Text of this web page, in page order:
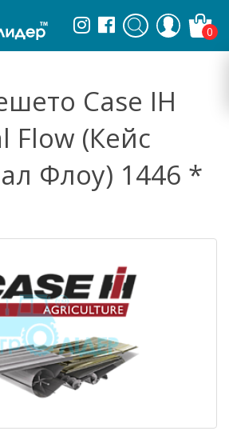
0
Case IH
Flow (Кейс
Флоу) 1446 *